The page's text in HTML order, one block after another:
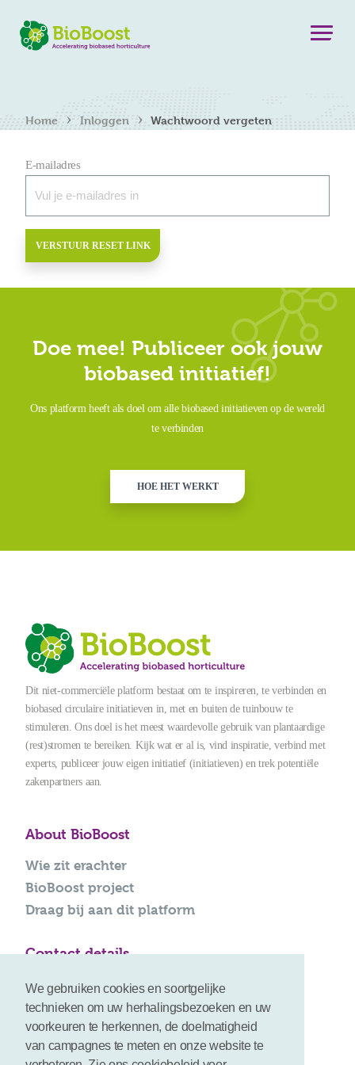
We gebruiken cookies en soortgelijke
technieken om uw herhalingsbezoeken en uw
voorkeuren te herkennen, de doelmatigheid
van campagnes te meten en onze website te
Home › Inloggen › Wachtwoord vergeten
E-mailadres
VERSTUUR RESET LINK
Doe mee! Publiceer ook jouw
biobased initiatief!
Ons platform heeft als doel om alle biobased initiatieven op de wereld
te verbinden
HOE HET WERKT
Dit niet-commerciële platform bestaat om te inspireren, te verbinden en
biobased circulaire initiatieven in, met en buiten de tuinbouw te
stimuleren. Ons doel is het meest waardevolle gebruik van plantaardige
(rest)stromen te bereiken. Kijk wat er al is, vind inspiratie, verbind met
experts, publiceer jouw eigen initiatief (initiatieven) en trek potentiële
zakenpartners aan.
About BioBoost
Wie zit erachter
BioBoost project
Draag bij aan dit platform
Contact details
info@bioboost-platform.com